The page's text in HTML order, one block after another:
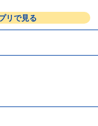
リで見る